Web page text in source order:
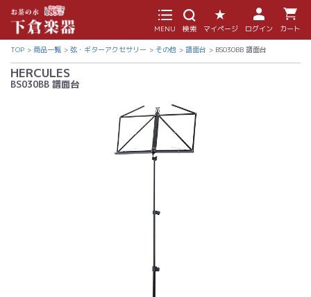
MENU 検索 マイページ ログイン カート
TOP 商品一覧 弦・ギターアクセサリー その他 譜面台 BS030BB 譜面台
HERCULES
BS030BB 譜面台